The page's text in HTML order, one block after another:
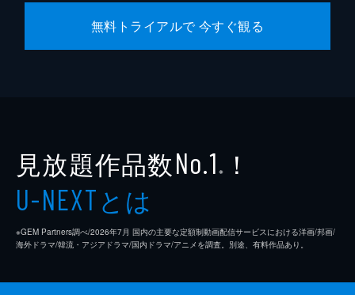
無料トライアルで 今すぐ観る
見放題作品数No.1 ※ ！
U-NEXTとは
※GEM Partners調べ/2026年7⽉ 国内の主要な定額制動画配信サービスにおける洋画/邦画/
海外ドラマ/韓流・アジアドラマ/国内ドラマ/アニメを調査。別途、有料作品あり。